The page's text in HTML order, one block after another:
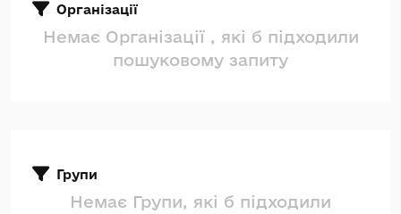
Організації
Немає Організації , які б підходили
пошуковому запиту
Групи
Немає Групи, які б підходили